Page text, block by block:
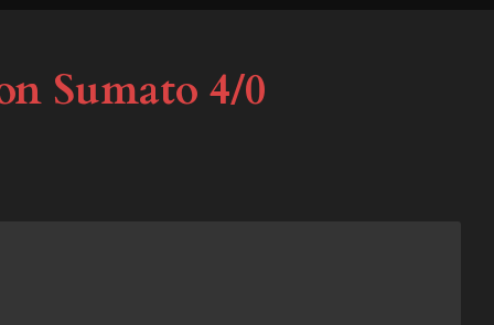
Sumato 4/0